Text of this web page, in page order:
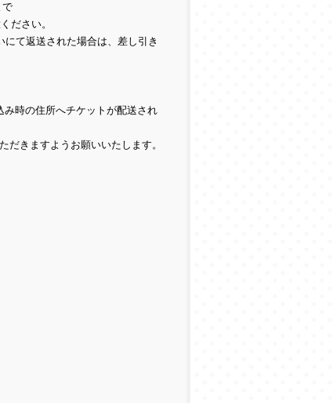
で
ださい。
て返送された場合は、差し引き
時の住所へチケットが配送され
きますようお願いいたします。